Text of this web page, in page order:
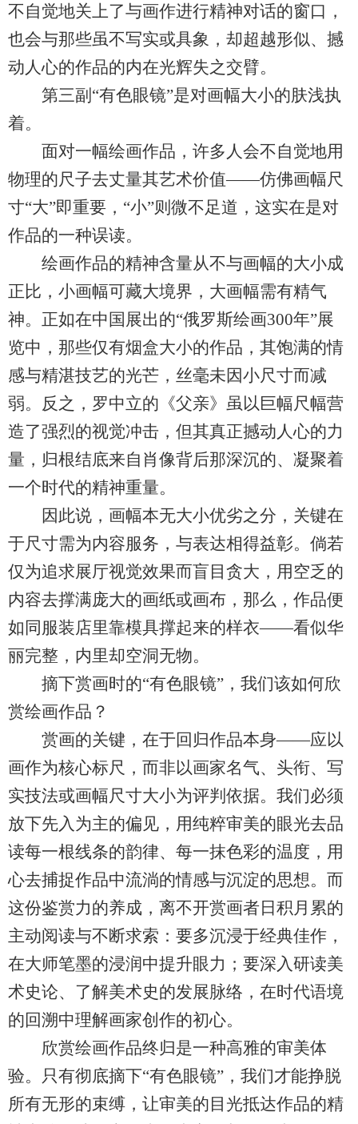
不自觉地关上了与画作进行精神对话的窗口，
也会与那些虽不写实或具象，却超越形似、撼
动人心的作品的内在光辉失之交臂。
第三副“有色眼镜”是对画幅大小的肤浅执
着。
面对一幅绘画作品，许多人会不自觉地用
物理的尺子去丈量其艺术价值——仿佛画幅尺
寸“大”即重要，“小”则微不足道，这实在是对
作品的一种误读。
绘画作品的精神含量从不与画幅的大小成
正比，小画幅可藏大境界，大画幅需有精气
神。正如在中国展出的“俄罗斯绘画300年”展
览中，那些仅有烟盒大小的作品，其饱满的情
感与精湛技艺的光芒，丝毫未因小尺寸而减
弱。反之，罗中立的《父亲》虽以巨幅尺幅营
造了强烈的视觉冲击，但其真正撼动人心的力
量，归根结底来自肖像背后那深沉的、凝聚着
一个时代的精神重量。
因此说，画幅本无大小优劣之分，关键在
于尺寸需为内容服务，与表达相得益彰。倘若
仅为追求展厅视觉效果而盲目贪大，用空乏的
内容去撑满庞大的画纸或画布，那么，作品便
如同服装店里靠模具撑起来的样衣——看似华
丽完整，内里却空洞无物。
摘下赏画时的“有色眼镜”，我们该如何欣
赏绘画作品？
赏画的关键，在于回归作品本身——应以
画作为核心标尺，而非以画家名气、头衔、写
实技法或画幅尺寸大小为评判依据。我们必须
放下先入为主的偏见，用纯粹审美的眼光去品
读每一根线条的韵律、每一抹色彩的温度，用
心去捕捉作品中流淌的情感与沉淀的思想。而
这份鉴赏力的养成，离不开赏画者日积月累的
主动阅读与不断求索：要多沉浸于经典佳作，
在大师笔墨的浸润中提升眼力；要深入研读美
术史论、了解美术史的发展脉络，在时代语境
的回溯中理解画家创作的初心。
欣赏绘画作品终归是一种高雅的审美体
验。只有彻底摘下“有色眼镜”，我们才能挣脱
所有无形的束缚，让审美的目光抵达作品的精